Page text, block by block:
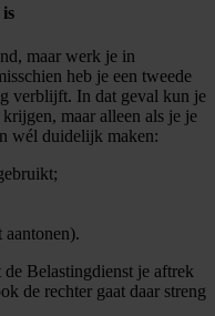
maar werk je in
heb je een tweede
verblijft. In dat geval kun je
maar alleen als je je
wél duidelijk maken:
Belastingdienst je aftrek
de rechter gaat daar streng